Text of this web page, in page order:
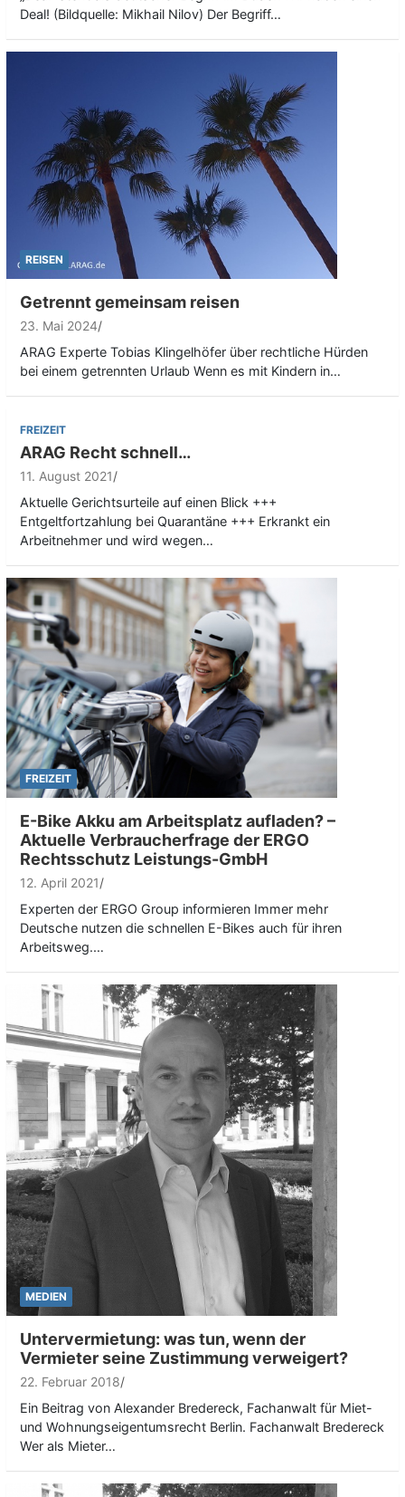
Deal! (Bildquelle: Mikhail Nilov) Der Begriff…
REISEN
Getrennt gemeinsam reisen
23. Mai 2024
ARAG Experte Tobias Klingelhöfer über rechtliche Hürden
bei einem getrennten Urlaub Wenn es mit Kindern in…
FREIZEIT
ARAG Recht schnell…
11. August 2021
Aktuelle Gerichtsurteile auf einen Blick +++
Entgeltfortzahlung bei Quarantäne +++ Erkrankt ein
Arbeitnehmer und wird wegen…
FREIZEIT
E-Bike Akku am Arbeitsplatz aufladen? –
Aktuelle Verbraucherfrage der ERGO
Rechtsschutz Leistungs-GmbH
12. April 2021
Experten der ERGO Group informieren Immer mehr
Deutsche nutzen die schnellen E-Bikes auch für ihren
Arbeitsweg.…
MEDIEN
Untervermietung: was tun, wenn der
Vermieter seine Zustimmung verweigert?
22. Februar 2018
Ein Beitrag von Alexander Bredereck, Fachanwalt für Miet-
und Wohnungseigentumsrecht Berlin. Fachanwalt Bredereck
Wer als Mieter…